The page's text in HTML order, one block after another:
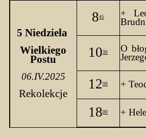
5 Niedziela
Wielkiego
Postu
06.IV.2025
Rekolekcje
845
+
1030 O
1200 +
1800 +